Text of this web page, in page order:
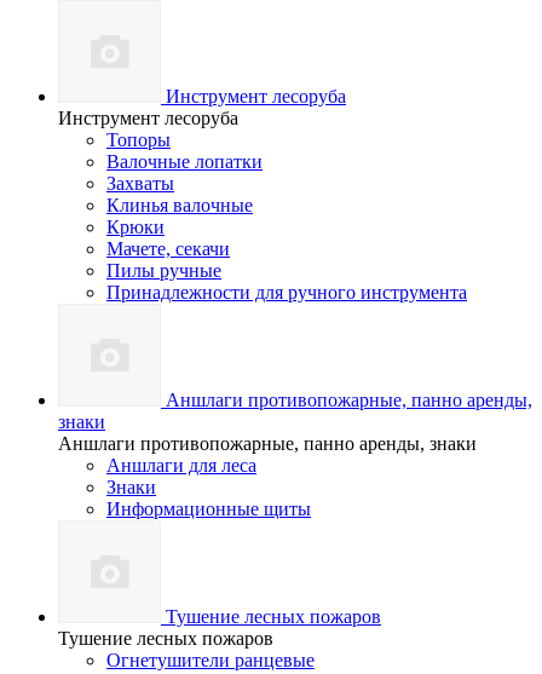
Инструмент лесоруба
Инструмент лесоруба
Топоры
Валочные лопатки
Захваты
Клинья валочные
Крюки
Мачете, секачи
Пилы ручные
Принадлежности для ручного инструмента
Аншлаги противопожарные, панно аренды,
знаки
Аншлаги противопожарные, панно аренды, знаки
Аншлаги для леса
Знаки
Информационные щиты
Тушение лесных пожаров
Тушение лесных пожаров
Огнетушители ранцевые